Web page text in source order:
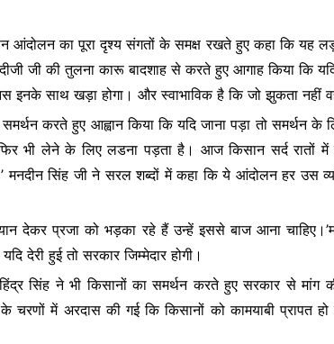
का पूरा दृश्य संगतों के समक्ष रखते हुए कहा कि यह
जी की तुलना कारू बादशाह से करते हुए आगाह किया कि
साथ खड़ा होगा। और स्वाभाविक है कि जो झुकता नहीं
करते हुए आह्वान किया कि यदि जाना पड़ा तो समर्थन के
भी लेने के लिए लडना पड़ता है। आज किसान सर्द
मनदीन सिंह जी ने सरल शब्दों में कहा कि ये आंदोलन हर उस
देकर प्रजा को भड़का रहे हैं उन्हें इससे बाज आना
देरी हुई तो सरकार जिम्मेदार होगी।
सिंह ने भी किसानों का समर्थन करते हुए सरकार से
चरणों में अरदास की गई कि किसानों को कामयाबी प्रापत